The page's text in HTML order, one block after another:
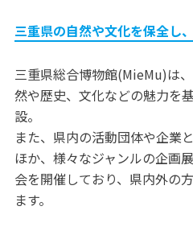
三重県の自然や文化を保全し
三重県総合博物館(MieMu)は
然や歴史、文化などの魅力を
設。
また、県内の活動団体や企業
ほか、様々なジャンルの企画
会を開催しており、県内外の
ます。